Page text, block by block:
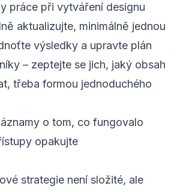
práce při vytváření designu
aktualizujte, minimálně jednou
výsledky a upravte plán
– zeptejte se jich, jaký obsah
třeba formou jednoduchého
o tom, co fungovalo
opakujte
strategie není složité, ale